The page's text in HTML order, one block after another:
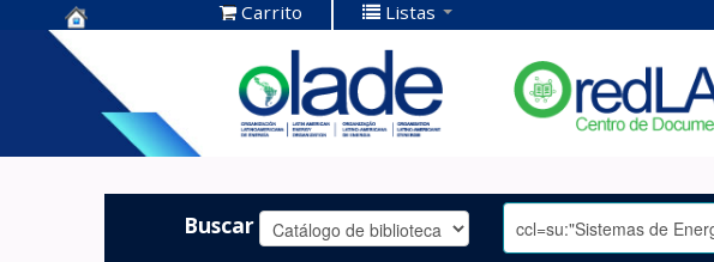
Centro de
Documentación
OLADE -
Carrito Listas
Buscar